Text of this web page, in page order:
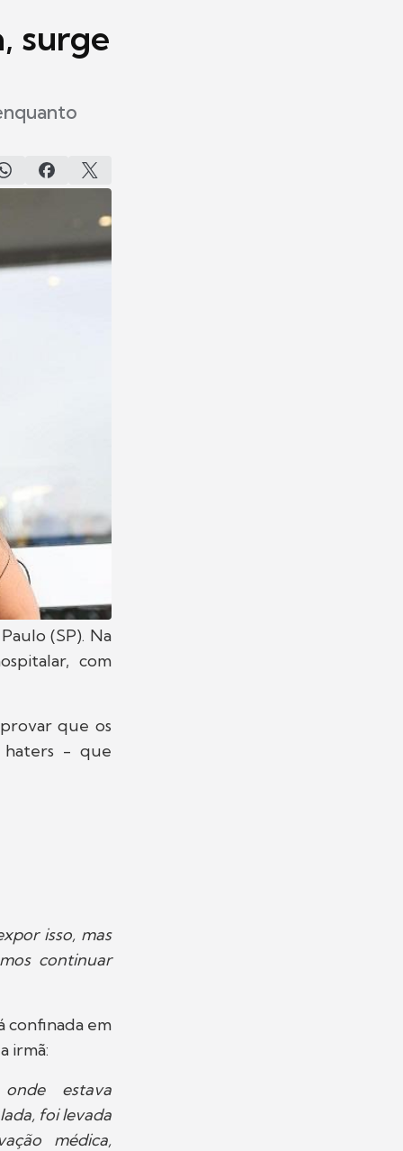
surge
(SP). Na
com
que os
haters - que
isso, mas
continuar
confinada em
irmã:
estava
foi levada
médica,